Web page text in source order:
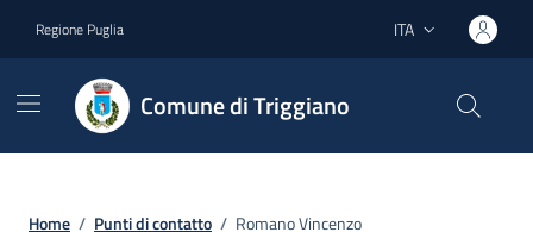
Regione Puglia Lingua attiva:
ITA
Comune di Triggiano
Home / Punti di contatto / Romano Vincenzo